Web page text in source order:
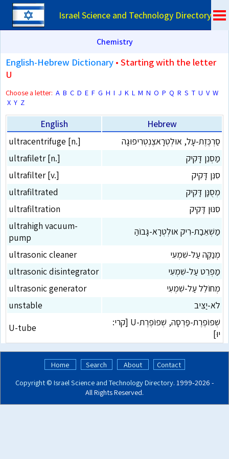
Israel Science and Technology Directory
Chemistry
English-Hebrew Dictionary • Starting with the letter
U
Choose a letter: A B C D E F G H I J K L M N O P Q R S T U V W
X Y Z
English
Hebrew
ultracentrifuge [n.]
סַרְכֶּזֶת-עָל, אוּלְטְרָאצֶנְטְרִיפוּגָה
ultrafiletr [n.]
מַסְנֵן דָּקִיק
ultrafilter [v.]
סִנֵּן דָּקִיק
ultrafiltrated
מְסֻנָּן דָּקִיק
ultrafiltration
סִנּוּן דָּקִיק
ultrahigh vacuum-
pump
מַשְׁאֵבַת-רִיק אוּלְטְרָא-גָּבוֹהַּ
ultrasonic cleaner
מְנַקֶּה עַל-שִׁמְעִי
ultrasonic disintegrator
מַפְרֵט עַל-שִׁמְעִי
ultrasonic generator
מְחוֹלֵל עַל-שִׁמְעִי
unstable
לֹא-יַצִּיב
U-tube
שְׁפוֹפֶרֶת-פַּרְסָה, שְׁפוֹפֶרֶת-U [קרי:
יוּ]
Home Search About
Contact
Copyright © Israel Science and Technology Directory. 1999‑2026 -
All Rights Reserved.